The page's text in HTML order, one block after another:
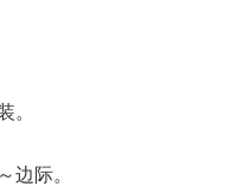
际。